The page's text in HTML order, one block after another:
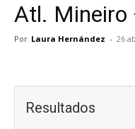
Atl. Mineiro
Por Laura Hernández - 26
Resultados